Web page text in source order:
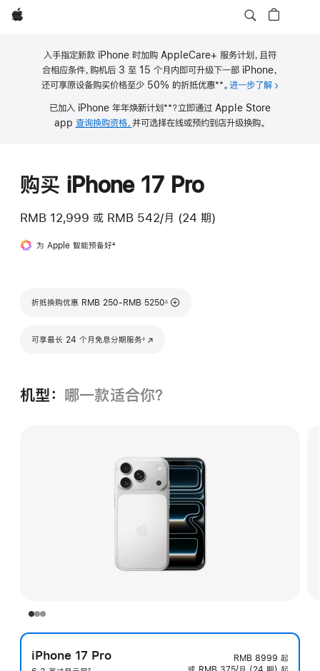
Apple
入手指定新款 iPhone 时加购 AppleCare+ 服务计划，且符
合相应条件，购机后 3 至 15 个月内即可升级下一部 iPhone，
还可享原设备购买价格至少 50% 的折抵优惠
注
**。 进一步了解关于
已加入 iPhone 年年焕新计划 **？立即通过 Apple Store
app 查询换购资格， 并可选择在线或预约到店升级换购。
购买 iPhone 17 Pro
RMB 12,999 或 RMB 542/月 (24 期)
为 Apple 智能预备好脚
4
折抵换购优惠 RMB 250-RMB 5250
脚注
∆
可享最长 24 个月免息分期服务◊
(在新窗口中打开)
机型： 哪一款适合你？
iPhone 17 Pro RMB 8999 起